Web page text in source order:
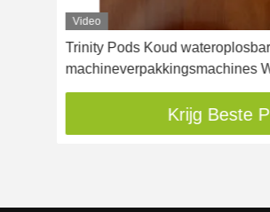
Video
Trinity Pods Koud
machineverpakkingsmachines
Krijg Beste